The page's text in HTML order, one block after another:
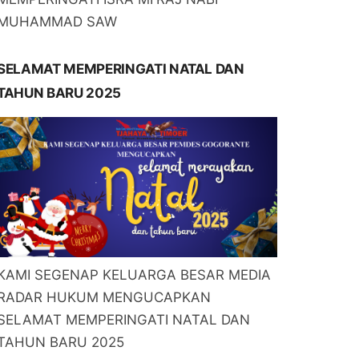
SAW
MEMPERINGATI NATAL DAN
BARU 2025
SEGENAP KELUARGA BESAR MEDIA
HUKUM MENGUCAPKAN
MEMPERINGATI NATAL DAN
BARU 2025